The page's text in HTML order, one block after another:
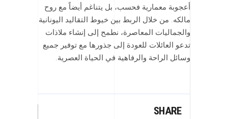
أعجوبة معمارية فحسب، بل يتناغم أيضاً مع روح
مالكه. من خلال الربط بين خيوط التقاليد اليونانية
والجماليات المعاصرة، نطمح إلى إنشاء ملاذات
تدعو العائلات للعودة إلى جذورها مع توفير جميع
وسائل الراحة والرفاهية في الحياة العصرية.
SHARE